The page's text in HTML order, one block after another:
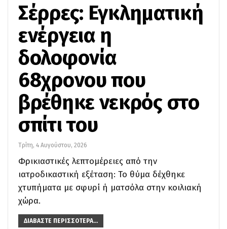
Σέρρες: Εγκληματική
ενέργεια η
δολοφονία
68χρονου που
βρέθηκε νεκρός στο
σπίτι του
Τρίτη, 4 Αυγούστου, 2026
Φρικιαστικές λεπτομέρειες από την
ιατροδικαστική εξέταση: Το θύμα δέχθηκε
χτυπήματα με σφυρί ή ματσόλα στην κοιλιακή
χώρα.
ΔΙΑΒΆΣΤΕ ΠΕΡΙΣΣΌΤΕΡΑ...